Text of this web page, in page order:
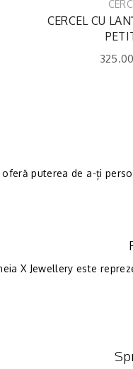
CERCEL CU
oferă puterea de a-ți
X Jewellery este